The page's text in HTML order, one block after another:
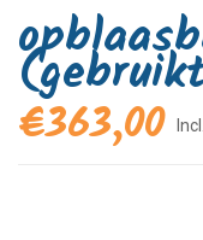
€363,00